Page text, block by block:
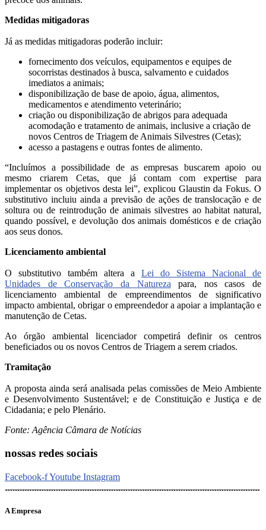
Medidas mitigadoras
Já as medidas mitigadoras poderão incluir:
fornecimento dos veículos, equipamentos e equipes de
socorristas destinados à busca, salvamento e cuidados
imediatos a animais;
disponibilização de base de apoio, água, alimentos,
medicamentos e atendimento veterinário;
criação ou disponibilização de abrigos para adequada
acomodação e tratamento de animais, inclusive a criação de
novos Centros de Triagem de Animais Silvestres (Cetas);
acesso a pastagens e outras fontes de alimento.
“Incluímos a possibilidade de as empresas buscarem apoio ou
mesmo criarem Cetas, que já contam com expertise para
implementar os objetivos desta lei”, explicou Glaustin da Fokus. O
substitutivo incluiu ainda a previsão de ações de translocação e de
soltura ou de reintrodução de animais silvestres ao habitat natural,
quando possível, e devolução dos animais domésticos e de criação
aos seus donos.
Licenciamento ambiental
O substitutivo também altera a Lei do Sistema Nacional de
Unidades de Conservação da Natureza para, nos casos de
licenciamento ambiental de empreendimentos de significativo
impacto ambiental, obrigar o empreendedor a apoiar a implantação e
manutenção de Cetas.
Ao órgão ambiental licenciador competirá definir os centros
beneficiados ou os novos Centros de Triagem a serem criados.
Tramitação
A proposta ainda será analisada pelas comissões de Meio Ambiente
e Desenvolvimento Sustentável; e de Constituição e Justiça e de
Cidadania; e pelo Plenário.
Fonte: Agência Câmara de Notícias
nossas redes sociais
Facebook-fYoutube Instagram
A Empresa